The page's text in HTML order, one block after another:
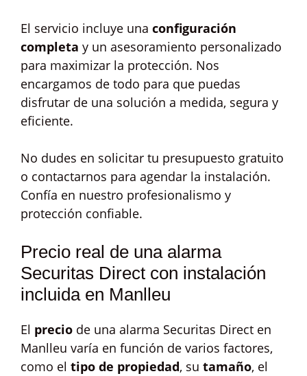
El servicio incluye una configuración
completa y un asesoramiento personalizado
para maximizar la protección. Nos
encargamos de todo para que puedas
disfrutar de una solución a medida, segura y
eficiente.
No dudes en solicitar tu presupuesto gratuito
o contactarnos para agendar la instalación.
Confía en nuestro profesionalismo y
protección confiable.
Precio real de una alarma
Securitas Direct con instalación
incluida en Manlleu
El precio de una alarma Securitas Direct en
Manlleu varía en función de varios factores,
como el tipo de propiedad, su tamaño, el